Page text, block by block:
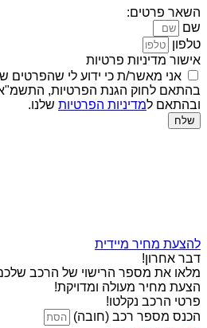
השאר פרטים:
שם
טלפון
אישור מדיניות פרטיות
אני מאשר/ת כי ידוע לי שהפרטים
ובהתאם למדיניות הפרטיות שלנו.
שלח
להצעת מחיר מיידית
דבר אחרון!
מלאו את מספר הרישוי של הרכב שלכם
הצעת מחיר מעולה ומדויקת!
פרטי הרכב נקלטו!
הכנס מספר רכב (חובה)